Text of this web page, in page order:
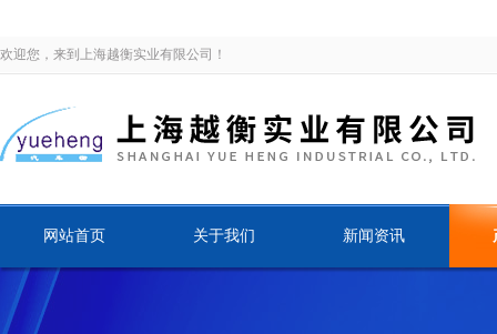
欢迎您，来到上海越衡实业有限公司！
网站首页 关于我们 新闻资讯